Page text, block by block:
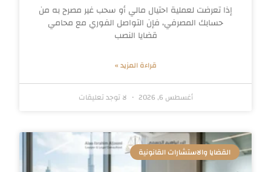
إذا تعرضت لعملية احتيال مالي أو سحب غير مصرح به من
حسابك المصرفي، فإن التواصل الفوري مع محامي
قضايا النصب
قراءة المزيد »
أغسطس 6, 2026 لا توجد تعليقات
القضايا والاستشارات القانونية